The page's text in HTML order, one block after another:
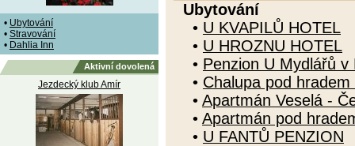
• Ubytování
• Stravování
• Dahlia Inn
Aktivní dovolená
Jezdecký klub Amír
Ubytování
• U KVAPILŮ HOTEL
• U HROZNU HOTEL
• Penzion U Mydlářů v
• Chalupa pod
• Apartmán Veselá -
• Apartmán pod
• U FANTŮ PENZION